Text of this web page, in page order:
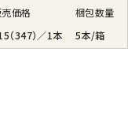
ト部分を
単に取り外すこ
売価格
梱包数量
（347）／1本 5本/箱